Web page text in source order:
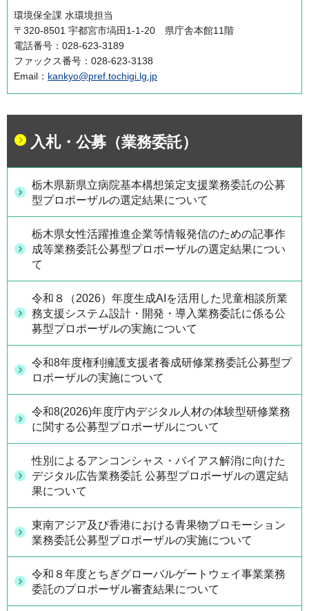
環境保全課 水環境担当
〒320-8501 宇都宮市塙田1-1-20 県庁舎本館11階
電話番号：028-623-3189
ファックス番号：028-623-3138
Email： kankyo@pref.tochigi.lg.jp
入札・公募（業務委託）
栃木県新県立病院基本構想策定支援業務委託の公募
型プロポーザルの選定結果について
栃木県女性活躍推進企業等情報発信のための記事作
成等業務委託公募型プロポーザルの選定結果につい
て
令和８（2026）年度生成AIを活用した児童相談所業
務支援システム設計・開発・導入業務委託に係る公
募型プロポーザルの実施について
令和8年度権利擁護支援者養成研修業務委託公募型プ
ロポーザルの実施について
令和8(2026)年度庁内デジタル人材の体験型研修業務
に関する公募型プロポーザルについて
性別によるアンコンシャス・バイアス解消に向けた
デジタル広告業務委託 公募型プロポーザルの選定結
果について
東南アジア及び香港における青果物プロモーション
業務委託公募型プロポーザルの実施について
令和８年度とちぎグローバルゲートウェイ事業業務
委託のプロポーザル審査結果について